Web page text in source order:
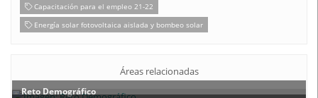
Capacitación para el empleo 21-22
Energía solar fotovoltaica aislada y bombeo solar
Áreas relacionadas
Reto Demográfico